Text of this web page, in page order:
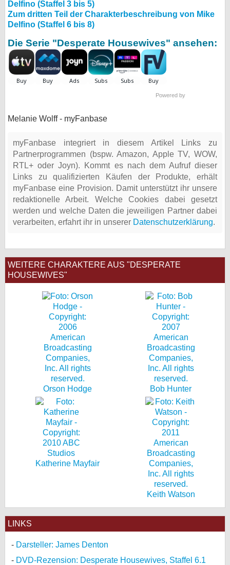
Delfino (Staffel 3 bis 5)
Zum dritten Teil der Charakterbeschreibung von Mike
Delfino (Staffel 6 bis 8)
Die Serie "Desperate Housewives" ansehen:
Powered by
Melanie Wolff - myFanbase
myFanbase integriert in diesem Artikel Links zu
Partnerprogrammen (bspw. Amazon, Apple TV, WOW,
RTL+ oder Joyn). Kommt es nach dem Aufruf dieser
Links zu qualifizierten Käufen der Produkte, erhält
myFanbase eine Provision. Damit unterstützt ihr unsere
redaktionelle Arbeit. Welche Cookies dabei gesetzt
werden und welche Daten die jeweiligen Partner dabei
verarbeiten, erfahrt ihr in unserer Datenschutzerklärung.
WEITERE CHARAKTERE AUS "DESPERATE
HOUSEWIVES"
Orson Hodge Bob Hunter
Katherine Mayfair
Keith Watson
LINKS
Darsteller: James Denton
DVD-Rezension: Desperate Housewives, Staffel 6.1